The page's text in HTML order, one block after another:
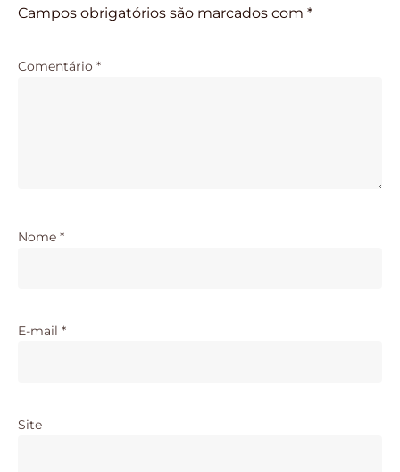
Campos obrigatórios são marcados com *
Comentário *
Nome *
E-mail *
Site